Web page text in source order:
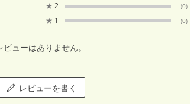
★ 2 (0)
★ 1 (0)
ビューはありません。
レビューを書く